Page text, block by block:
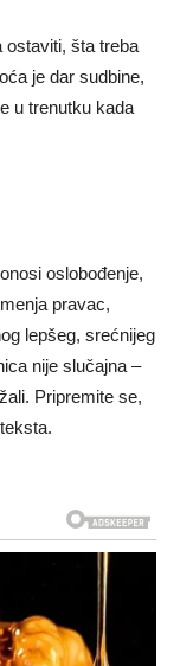
ostaviti, šta treba
je dar sudbine,
u trenutku kada
oslobođenje,
pravac,
lepšeg, srećnijeg
nije slučajna –
Pripremite se,